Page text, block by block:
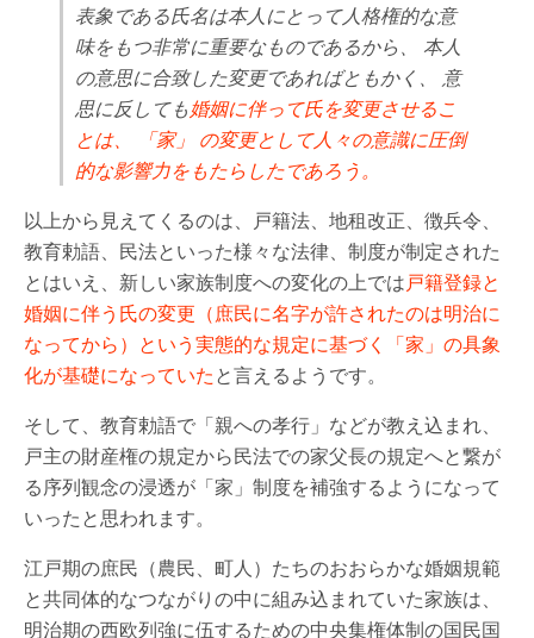
表象である氏名は本人にとって人格権的な意
味をもつ非常に重要なものであるから、 本人
の意思に合致した変更であればともかく、 意
思に反しても婚姻に伴って氏を変更させるこ
とは、 「家」 の変更として人々の意識に圧倒
的な影響力をもたらしたであろう。
以上から見えてくるのは、戸籍法、地租改正、徴兵令、
教育勅語、民法といった様々な法律、制度が制定された
とはいえ、新しい家族制度への変化の上では戸籍登録と
婚姻に伴う氏の変更（庶民に名字が許されたのは明治に
なってから）という実態的な規定に基づく「家」の具象
化が基礎になっていたと言えるようです。
そして、教育勅語で「親への孝行」などが教え込まれ、
戸主の財産権の規定から民法での家父長の規定へと繋が
る序列観念の浸透が「家」制度を補強するようになって
いったと思われます。
江戸期の庶民（農民、町人）たちのおおらかな婚姻規範
と共同体的なつながりの中に組み込まれていた家族は、
明治期の西欧列強に伍するための中央集権体制の国民国